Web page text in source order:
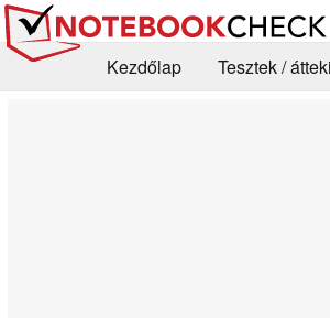
Kezdőlap
Tesztek /